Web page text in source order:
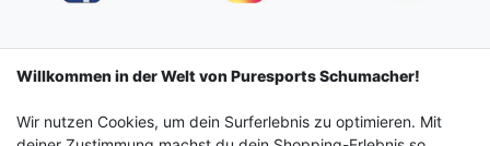
Impressum Daten­schutz­erklärung AGB
Barrierefreiheitserklärung Widerrufs­recht
Willkommen in der Welt von Puresports Schumacher!
Wir nutzen Cookies, um dein Surferlebnis zu optimieren. Mit